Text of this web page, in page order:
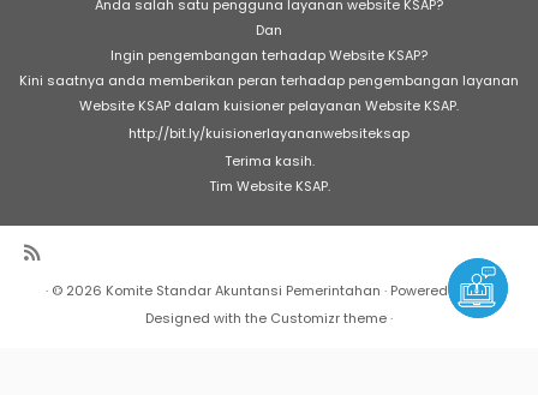
Anda salah satu pengguna layanan website KSAP?
Dan
Ingin pengembangan terhadap Website KSAP?
Kini saatnya anda memberikan peran terhadap pengembangan layanan
Website KSAP dalam kuisioner pelayanan Website KSAP.
http://bit.ly/kuisionerlayananwebsiteksap
Terima kasih.
Tim Website KSAP.
· © 2026 Komite Standar Akuntansi Pemerintahan · Powered by
·
Designed with the Customizr theme·